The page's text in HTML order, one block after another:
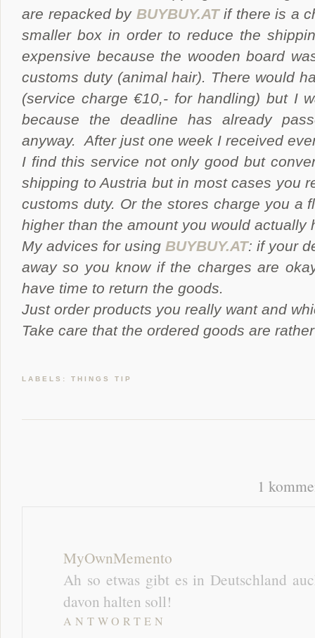
are repacked by BUYBUY.ATif there is a
smaller box in order to reduce the
expensive because the wooden board
customs duty (animal hair). There would
(service charge €10,- for handling) but I
because the deadline has already
anyway. After just one week I received
I find this service not only good but
shipping to Austria but in most cases you
customs duty. Or the stores charge you a
higher than the amount you would actually
My advices for using BUYBUY.AT: if your
away so you know if the charges are
have time to return the goods.
Just order products you really want and
Take care that the ordered goods are
LABELS: THINGS TIP
1
MyOwnMemento
Ah so etwas gibt es in Deutschland
davon halten soll!
ANTWORTEN